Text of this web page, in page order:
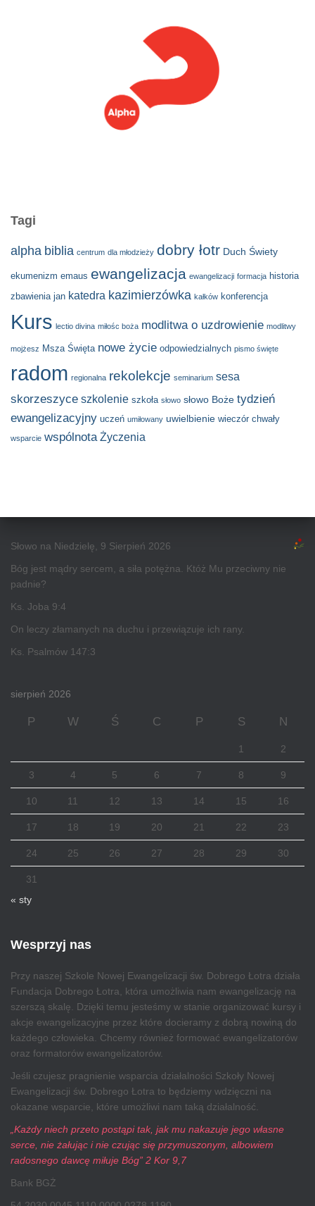
Tagi
alpha biblia centrum dla młodzieży dobry łotr Duch Świety
ekumenizm emaus ewangelizacja ewangelizacji formacja historia
zbawienia jan katedra kazimierzówka kałków konferencja
Kurs lectio divina miłośc boża modlitwa o uzdrowienie modlitwy
mojżesz Msza Święta nowe życie odpowiedzialnych pismo święte
radom regionalna rekolekcje seminarium sesa
skorzeszyce szkolenie szkoła słowo słowo Boże tydzień
ewangelizacyjny uczeń umiłowany uwielbienie wieczór chwały
wsparcie wspólnota Życzenia
Słowo na Niedzielę, 9 Sierpień 2026
Bóg jest mądry sercem, a siła potężna. Któż Mu przeciwny nie
padnie?
Ks. Joba 9:4
On leczy złamanych na duchu i przewiązuje ich rany.
Ks. Psalmów 147:3
sierpień 2026
P W Ś C P S N
1 2
3 4 5 6 7 8 9
10 11 12 13 14 15 16
17 18 19 20 21 22 23
24 25 26 27 28 29 30
31
« sty
Wesprzyj nas
Przy naszej Szkole Nowej Ewangelizacji św. Dobrego Łotra działa
Fundacja Dobrego Łotra, która umożliwia nam ewangelizację na
szerszą skalę. Dzięki temu jesteśmy w stanie organizować kursy i
akcje ewangelizacyjne przez które docieramy z dobrą nowiną do
każdego człowieka. Chcemy również formować ewangelizatorów
oraz formatorów ewangelizatorów.
Jeśli czujesz pragnienie wsparcia działalności Szkoły Nowej
Ewangelizacji św. Dobrego Łotra to będziemy wdzięczni na
okazane wsparcie, które umożliwi nam taką działalność.
„Każdy niech przeto postąpi tak, jak mu nakazuje jego własne
serce, nie żałując i nie czując się przymuszonym, albowiem
radosnego dawcę miłuje Bóg” 2 Kor 9,7
Bank BGŻ